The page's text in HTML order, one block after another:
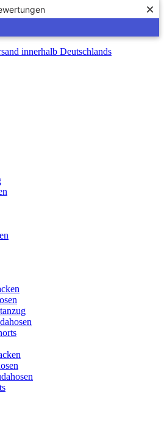
×
innerhalb Deutschlands